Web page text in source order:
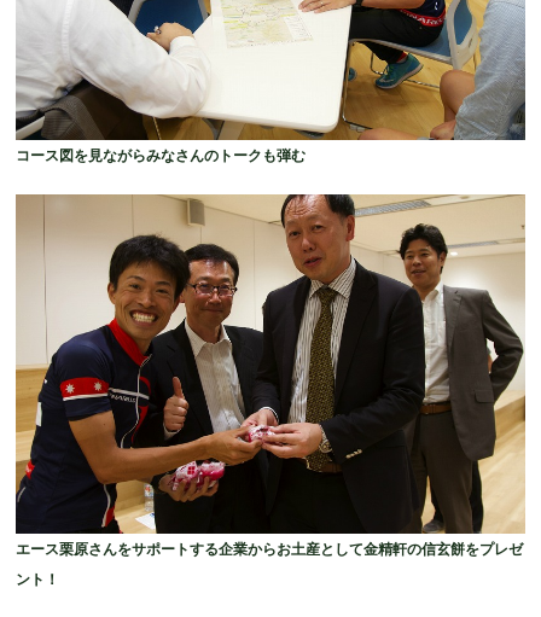
コース図を見ながらみなさんのトークも弾む
エース栗原さんをサポートする企業からお土産として金精軒の信玄餅をプレゼ
ント！